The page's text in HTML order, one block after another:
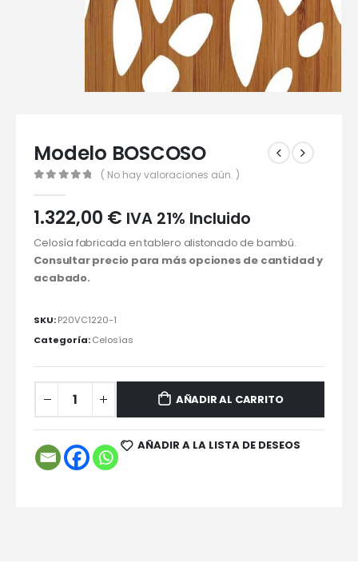
Modelo BOSCOSO
( No hay valoraciones aún. )
1.322,00 € IVA 21% Incluido
Celosía fabricada en tablero alistonado de bambú.
Consultar precio para más opciones de cantidad y
acabado.
SKU:P20VC1220-1
Categoría:Celosías
AÑADIR AL CARRITO
AÑADIR A LA LISTA DE DESEOS